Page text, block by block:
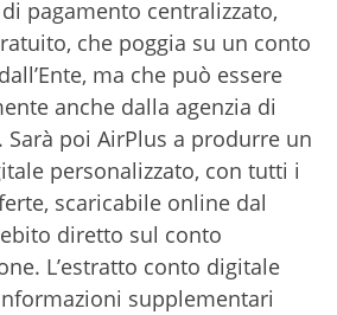
pagamento centralizzato,
che poggia su un conto
ma che può essere
anche dalla agenzia di
Sarà poi AirPlus a produrre un
personalizzato, con tutti i
scaricabile online dal
diretto sul conto
L’estratto conto digitale
supplementari